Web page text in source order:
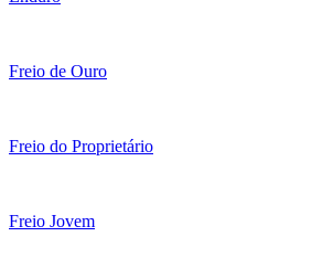
Freio de Ouro
Freio do Proprietário
Freio Jovem